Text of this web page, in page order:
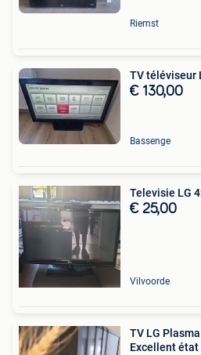
Riemst
TV téléviseur
€ 130,00
Bassenge
Televisie LG
€ 25,00
Vilvoorde
TV LG
Excellent état